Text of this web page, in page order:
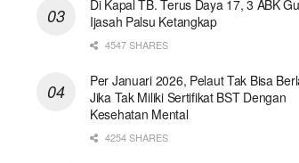
Di Kapal TB. Terus Daya 17, 3 ABK
Ijasah Palsu Ketangkap
4547 SHARES
Per Januari 2026, Pelaut Tak Bisa
Jika Tak Miliki Sertifikat BST Dengan
Kesehatan Mental
4254 SHARES